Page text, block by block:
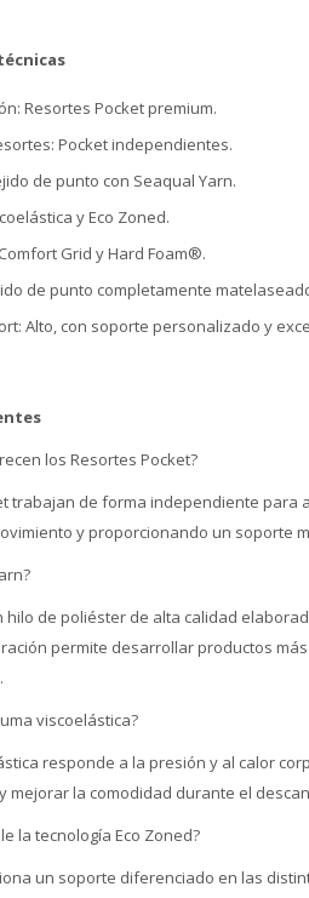
Resortes Pocket premium.
Pocket independientes.
de punto con Seaqual Yarn.
y Eco Zoned.
Grid y Hard Foam®.
de punto completamente
Alto, con soporte personalizado y
los Resortes Pocket?
trabajan de forma independiente
y proporcionando un soporte
hilo de poliéster de alta calidad
permite desarrollar productos
viscoelástica?
responde a la presión y al calor
mejorar la comodidad durante el
la tecnología Eco Zoned?
un soporte diferenciado en las